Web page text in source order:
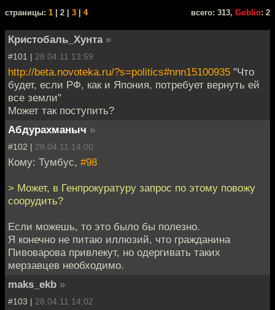
cтраницы: 1 | 2 | 3 4 всего: 313, Goblin: 2
Кристобаль_Хунта »
#101 | 28.04.11 13:59
http://beta.novoteka.ru/?s=politics#nnn15100935 "Что
будет, если РФ, как и Япония, потребует вернуть ей
все земли"
Может так поступить?
Абдурахманыч »
#102 | 28.04.11 14:00
Кому: Тумбус, #98
> Может, в Генпрокуратуру запрос по этому повожу
соорудить?
Если можешь, то это было бы полезно.
Я конечно не питаю иллюзий, что гражданина
Пивоварова привлекут, но одергивать таких
мерзавцев необходимо.
maks_ekb »
#103 | 28.04.11 14:02